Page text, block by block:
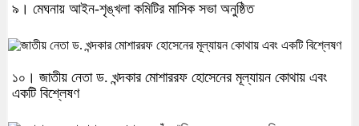
৯। মেঘনায় আইন-শৃঙ্খলা কমিটির মাসিক সভা অনুষ্ঠিত
১০। জাতীয় নেতা ড. খন্দকার মোশাররফ হোসেনের মূল্যায়ন কোথায় এবং
একটি বিশ্লেষণ